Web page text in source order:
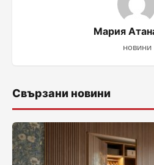
Мария
новини
Свързани новини